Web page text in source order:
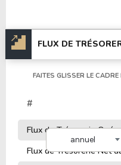
FLUX DE
annuel
FAITES GLISSER LE
#
Flux de Trésorerie
Flux de Trésorerie Net